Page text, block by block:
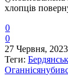
хлопців
0
0
27 Червня,
Теги: Бердянськ
Оганнісян